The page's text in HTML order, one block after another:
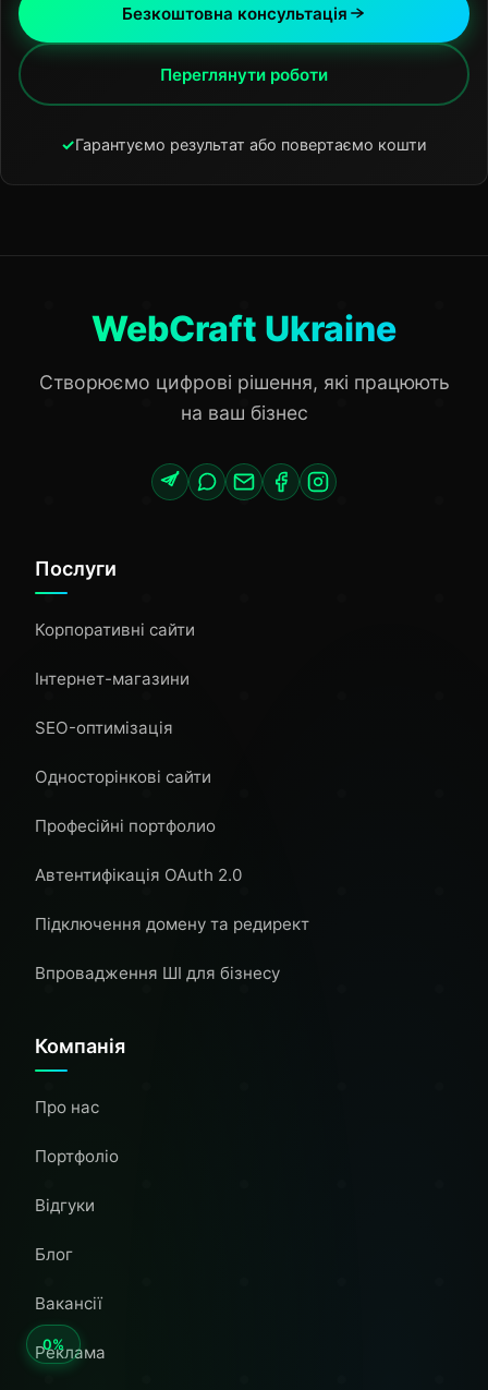
Безкоштовна консультація
Переглянути роботи
✓Гарантуємо результат або повертаємо кошти
WebCraft Ukraine
Створюємо цифрові рішення, які працюють
на ваш бізнес
Послуги
Корпоративні сайти
Інтернет-магазини
SEO-оптимізація
Односторінкові сайти
Професійні портфолио
Автентифікація OAuth 2.0
Підключення домену та редирект
Впровадження ШІ для бізнесу
Компанія
Про нас
Портфоліо
Відгуки
Блог
Вакансії
Реклама